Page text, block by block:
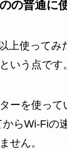
の普通に
上使ってみ
いう点です。
ーを使って
らWi-Fiの
せん。